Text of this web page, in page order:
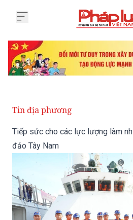
Tin địa phương
Tiếp sức cho các lực lượng làm
đảo Tây Nam